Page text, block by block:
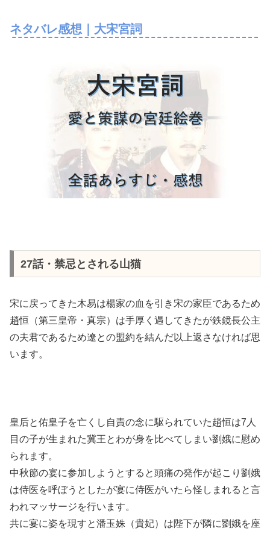
ネタバレ感想｜大宋宮詞
27話・禁忌とされる山猫
宋に戻ってきた木易は楊家の血を引き宋の家臣であるため
趙恒（第三皇帝・真宗）は手厚く遇してきたが鉄鏡長公主
の夫君であるため遼との盟約を結んだ以上返さなければ思
います。
皇后と佑皇子を亡くし自責の念に駆られていた趙恒は7人
目の子が生まれた冀王とわが身を比べてしまい劉娥に慰め
られます。
中秋節の宴に参加しようとすると頭痛の発作が起こり劉娥
は侍医を呼ぼうとしたが宴に侍医がいたら怪しまれると言
われマッサージを行います。
共に宴に姿を現すと潘玉姝（貴妃）は陛下が隣に劉娥を座